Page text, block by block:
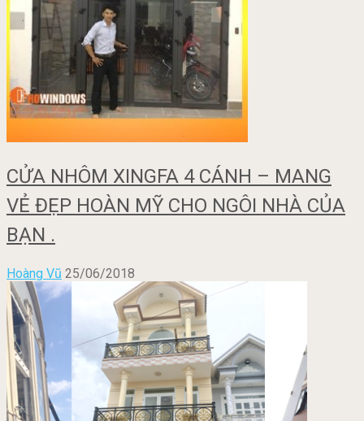
CỬA NHÔM XINGFA 4 CÁNH – MANG
VẺ ĐẸP HOÀN MỸ CHO NGÔI NHÀ CỦA
BẠN .
Hoàng Vũ 25/06/2018